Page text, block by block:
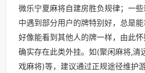
微乐宁夏麻将自建房胜负规律；一
中遇到部分用户的牌特别好，总是
好像能看到其他人的牌一样，由此怀
确实存在此类外挂。如(聚闲麻将,清
戏麻将)等，建议通过正规途径维护游